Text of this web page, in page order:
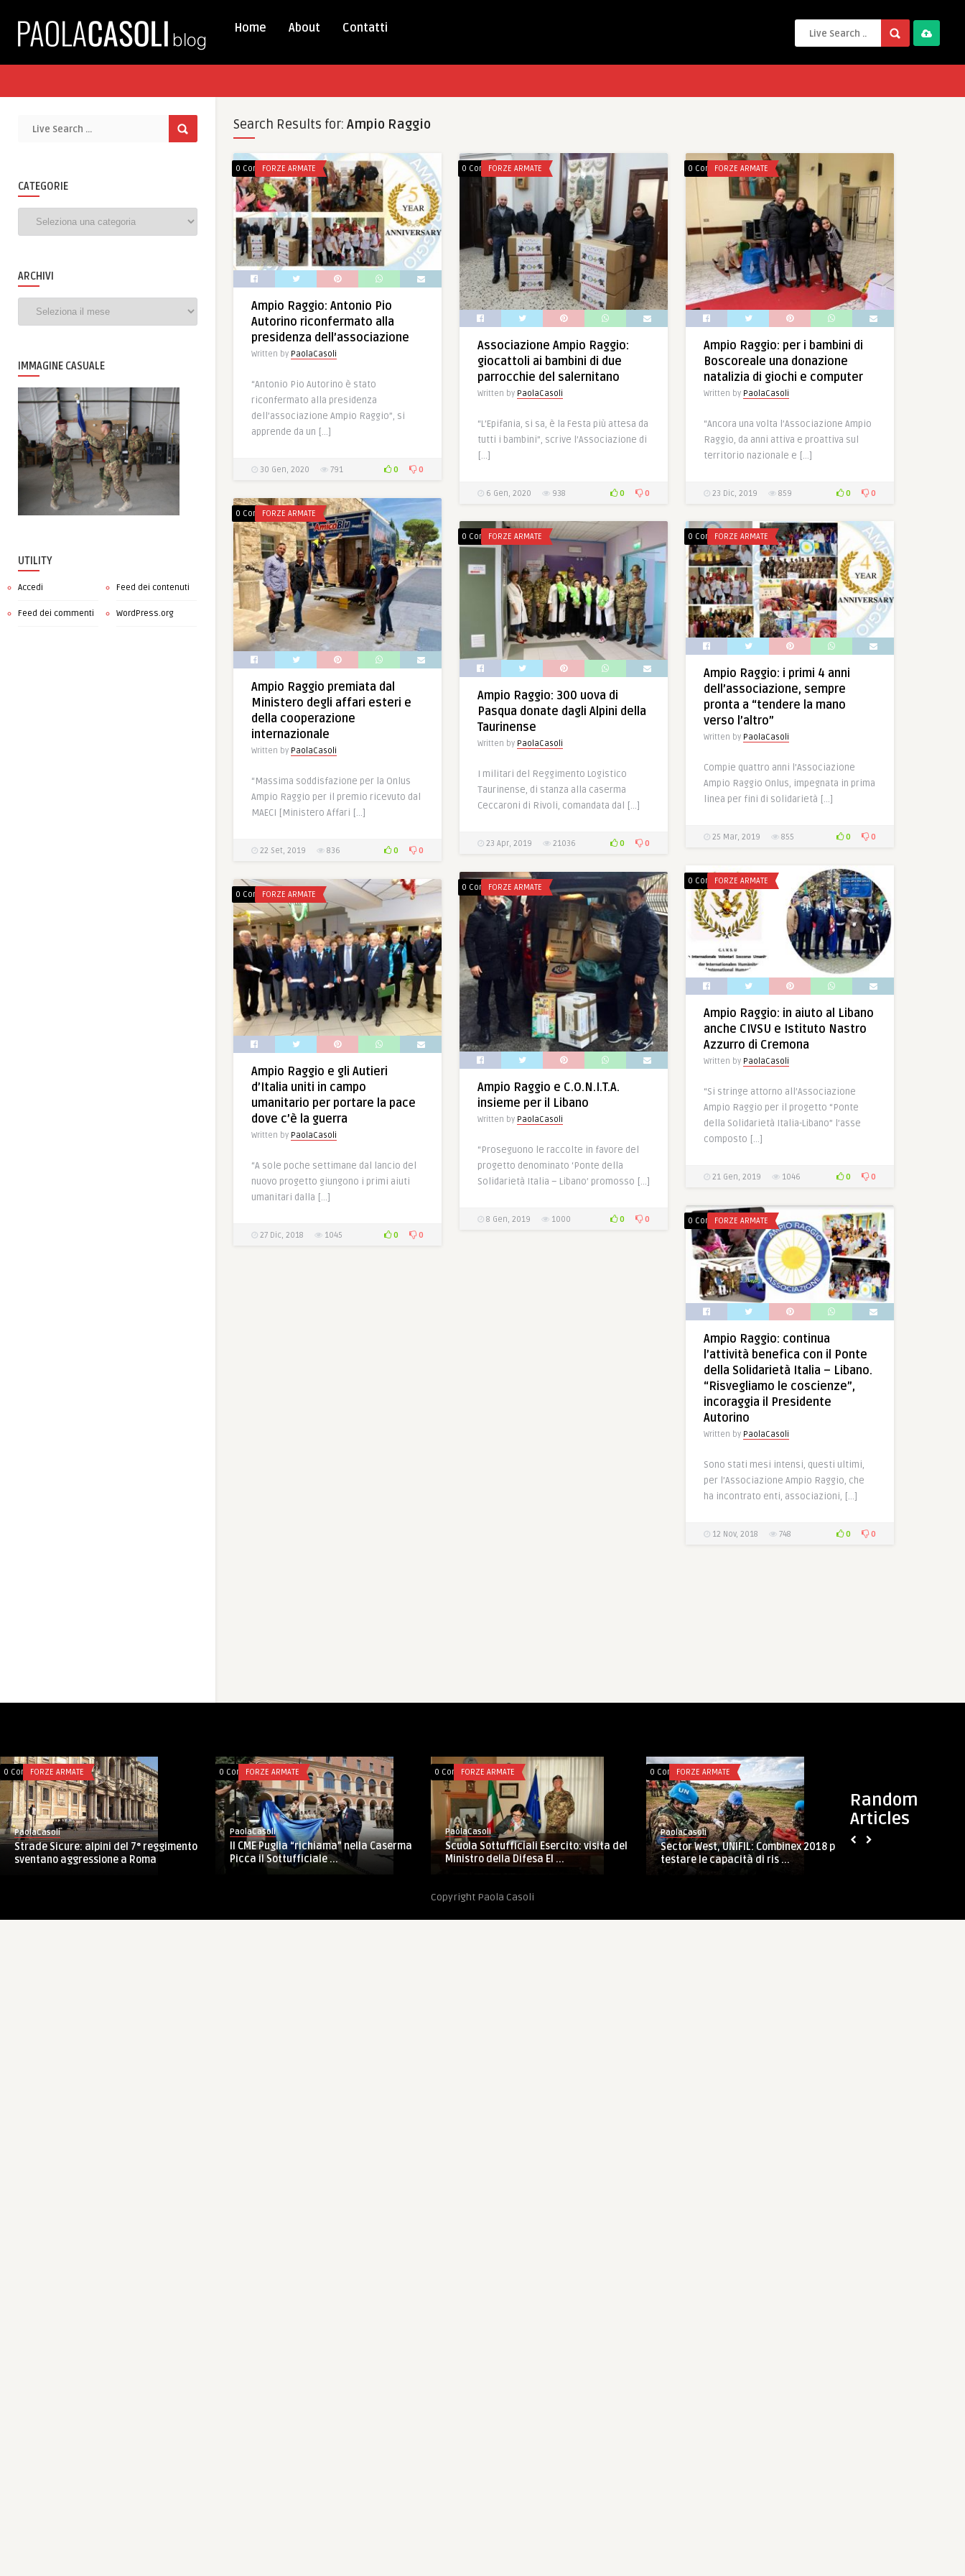
Home About Contatti
CATEGORIE
ARCHIVI
IMMAGINE CASUALE
UTILITY
Accedi Feed dei contenuti
Feed dei commenti WordPress.org
Search Results for: Ampio Raggio
0 CommentsFORZE ARMATE
Ampio Raggio: Antonio Pio
Autorino riconfermato alla
presidenza dell’associazione
Written by PaolaCasoli
“Antonio Pio Autorino è stato
riconfermato alla presidenza
dell’associazione Ampio Raggio”, si
apprende da un […]
30 Gen, 2020 791 0 0
0 CommentsFORZE ARMATE
Associazione Ampio Raggio:
giocattoli ai bambini di due
parrocchie del salernitano
Written by PaolaCasoli
“L’Epifania, si sa, è la Festa più attesa da
tutti i bambini”, scrive l’Associazione di
[…]
6 Gen, 2020 938 0 0
0 CommentsFORZE ARMATE
Ampio Raggio: per i bambini di
Boscoreale una donazione
natalizia di giochi e computer
Written by PaolaCasoli
“Ancora una volta l’Associazione Ampio
Raggio, da anni attiva e proattiva sul
territorio nazionale e […]
23 Dic, 2019 859 0 0
0 CommentsFORZE ARMATE
Ampio Raggio premiata dal
Ministero degli affari esteri e
della cooperazione
internazionale
Written by PaolaCasoli
“Massima soddisfazione per la Onlus
Ampio Raggio per il premio ricevuto dal
MAECI [Ministero Affari […]
22 Set, 2019 836 0 0
0 CommentsFORZE ARMATE
Ampio Raggio: 300 uova di
Pasqua donate dagli Alpini della
Taurinense
Written by PaolaCasoli
I militari del Reggimento Logistico
Taurinense, di stanza alla caserma
Ceccaroni di Rivoli, comandata dal […]
23 Apr, 2019 21036 0 0
0 CommentsFORZE ARMATE
Ampio Raggio: i primi 4 anni
dell’associazione, sempre
pronta a “tendere la mano
verso l’altro”
Written by PaolaCasoli
Compie quattro anni l’Associazione
Ampio Raggio Onlus, impegnata in prima
linea per fini di solidarietà […]
25 Mar, 2019 855 0 0
0 CommentsFORZE ARMATE
Ampio Raggio: in aiuto al Libano
anche CIVSU e Istituto Nastro
Azzurro di Cremona
Written by PaolaCasoli
“Si stringe attorno all’Associazione
Ampio Raggio per il progetto “Ponte
della Solidarietà Italia-Libano” l’asse
composto […]
21 Gen, 2019 1046 0 0
0 CommentsFORZE ARMATE
Ampio Raggio e C.O.N.I.T.A.
insieme per il Libano
Written by PaolaCasoli
“Proseguono le raccolte in favore del
progetto denominato ‘Ponte della
Solidarietà Italia – Libano’ promosso […]
8 Gen, 2019 1000 0 0
0 CommentsFORZE ARMATE
Ampio Raggio e gli Autieri
d’Italia uniti in campo
umanitario per portare la pace
dove c’è la guerra
Written by PaolaCasoli
“A sole poche settimane dal lancio del
nuovo progetto giungono i primi aiuti
umanitari dalla […]
27 Dic, 2018 1045 0 0
0 CommentsFORZE ARMATE
Ampio Raggio: continua
l’attività benefica con il Ponte
della Solidarietà Italia – Libano.
“Risvegliamo le coscienze”,
incoraggia il Presidente
Autorino
Written by PaolaCasoli
Sono stati mesi intensi, questi ultimi,
per l’Associazione Ampio Raggio, che
ha incontrato enti, associazioni, […]
12 Nov, 2018 748 0 0
Random
Articles
0 CommentsFORZE ARMATE
PaolaCasoli
Ex Italian Call 11, con l’Aves a Viterbo
trenta elicotteri e tre ...
0 Comments
TALES
PaolaCasoli
Il cavallo di Troia dell’Occidente è il
panislamismo
0 CommentsFORZE ARMATE
PaolaCasoli
Il CaSMD in Libia per nuova mix MIL e
per intesa sull’addestrame ...
0 Comments
TALES
PaolaCasoli
Buon 2020 da Paola Casoli il Blog!
Copyright Paola Casoli